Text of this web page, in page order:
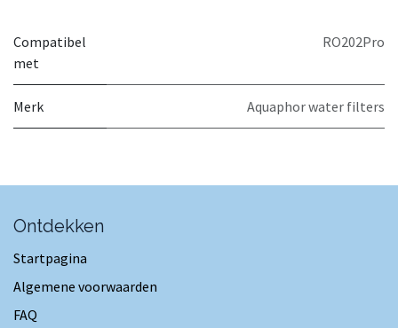
Compatibel
met
RO202Pro
Merk Aquaphor water filters
Ontdekken
Startpagina
Algemene voorwaarden
FAQ